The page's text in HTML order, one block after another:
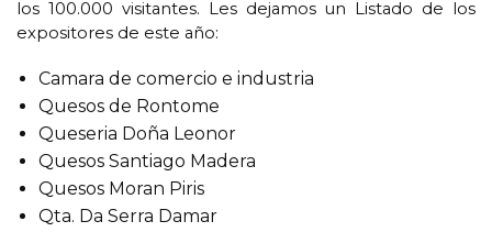
los 100.000 visitantes. Les dejamos un Listado de los
expositores de este año:
Camara de comercio e industria
Quesos de Rontome
Queseria Doña Leonor
Quesos Santiago Madera
Quesos Moran Piris
Qta. Da Serra Damar